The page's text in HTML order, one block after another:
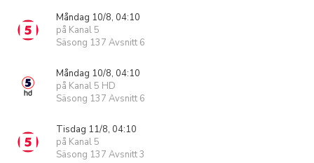
Måndag 10/8, 04:10
på Kanal 5
Säsong 137 Avsnitt 6
Måndag 10/8, 04:10
på Kanal 5 HD
Säsong 137 Avsnitt 6
Tisdag 11/8, 04:10
på Kanal 5
Säsong 137 Avsnitt 3